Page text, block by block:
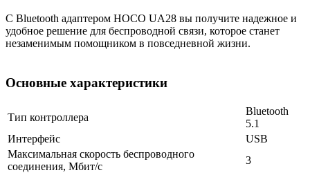
С Bluetooth адаптером HOCO UA28 вы получите надежное и
удобное решение для беспроводной связи, которое станет
незаменимым помощником в повседневной жизни.
Основные характеристики
Тип контроллера
Bluetooth
5.1
Интерфейс
USB
Максимальная скорость беспроводного
соединения, Мбит/с
3